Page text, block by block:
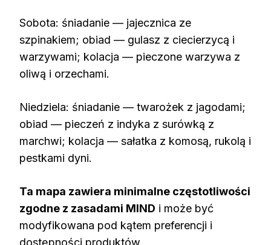
Sobota: śniadanie — jajecznica ze
szpinakiem; obiad — gulasz z ciecierzycą i
warzywami; kolacja — pieczone warzywa z
oliwą i orzechami.
Niedziela: śniadanie — twarożek z jagodami;
obiad — pieczeń z indyka z surówką z
marchwi; kolacja — sałatka z komosą, rukolą i
pestkami dyni.
Ta mapa zawiera minimalne częstotliwości
zgodne z zasadami MIND i może być
modyfikowana pod kątem preferencji i